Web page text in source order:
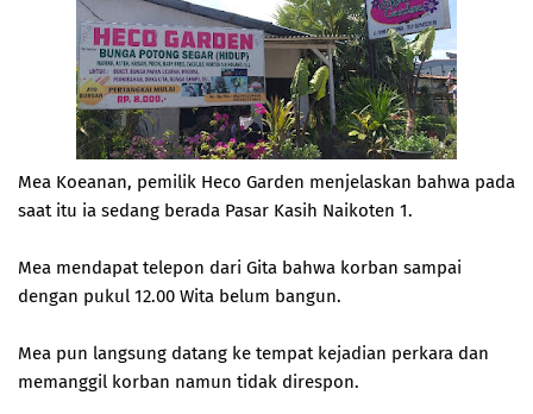
Mea Koeanan, pemilik Heco Garden menjelaskan bahwa pada
saat itu ia sedang berada Pasar Kasih Naikoten 1.
Mea mendapat telepon dari Gita bahwa korban sampai
dengan pukul 12.00 Wita belum bangun.
Mea pun langsung datang ke tempat kejadian perkara dan
memanggil korban namun tidak direspon.